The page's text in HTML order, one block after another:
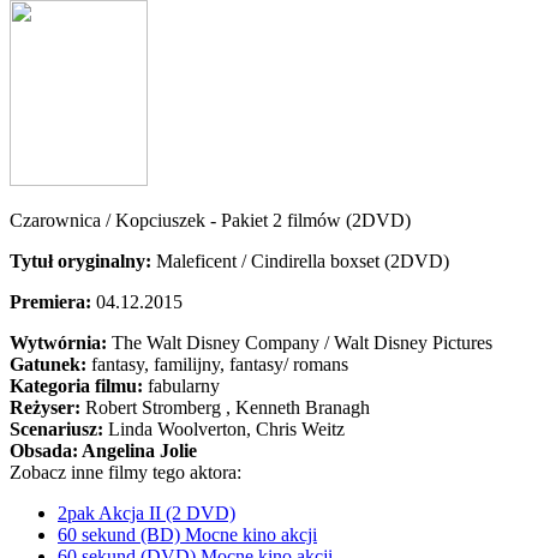
Czarownica / Kopciuszek - Pakiet 2 filmów (2DVD)
Tytuł oryginalny: Maleficent / Cindirella boxset (2DVD)
Premiera: 04.12.2015
Wytwórnia: The Walt Disney Company / Walt Disney Pictures
Gatunek: fantasy, familijny, fantasy/ romans
Kategoria filmu: fabularny
Reżyser: Robert Stromberg , Kenneth Branagh
Scenariusz: Linda Woolverton, Chris Weitz
Obsada: Angelina Jolie
Zobacz inne filmy tego aktora:
2pak Akcja II (2 DVD)
60 sekund (BD) Mocne kino akcji